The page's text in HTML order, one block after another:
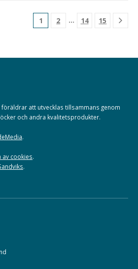
1 2 … 14 15
att utvecklas tillsammans genom
och andra kvalitetsprodukter.
.
av cookies.
.